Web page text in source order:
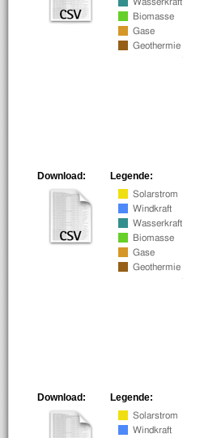
Legende:
Download:
Legende:
Download: